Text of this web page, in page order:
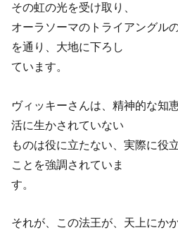
その虹の光を受け取り、
オーラソーマのトライアングル
を通り、大地に下ろし
ています。
ヴィッキーさんは、精神的な知
活に生かされていない
ものは役に立たない、実際に役
ことを強調されていま
す。
それが、この法王が、天上にか